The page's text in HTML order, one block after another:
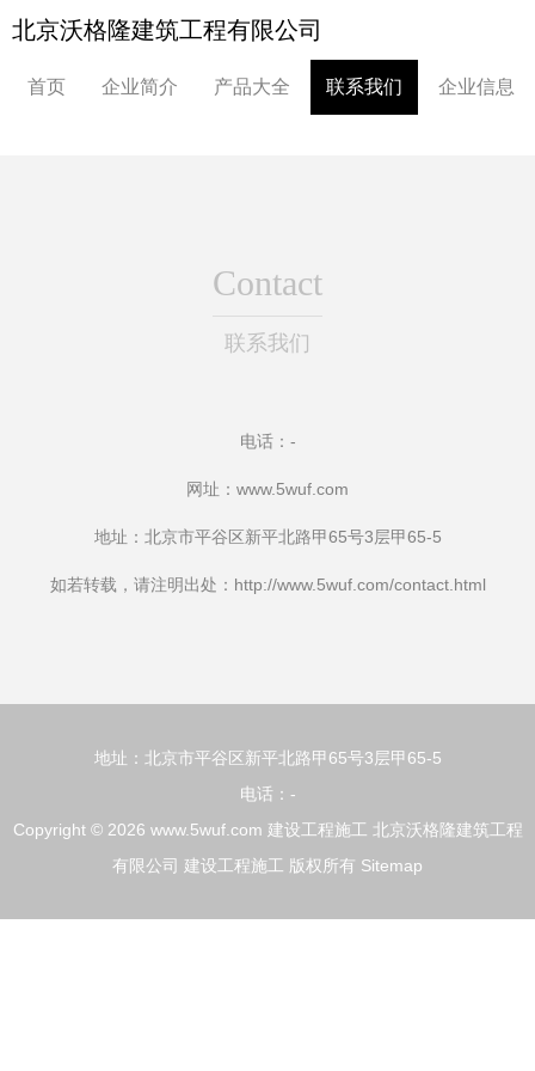
北京沃格隆建筑工程有限公司
首页 企业简介 产品大全 联系我们 企业信息
Contact
联系我们
电话：-
网址： www.5wuf.com
地址：北京市平谷区新平北路甲65号3层甲65-5
如若转载，请注明出处：http://www.5wuf.com/contact.html
地址：北京市平谷区新平北路甲65号3层甲65-5
电话：-
Copyright © 2026 www.5wuf.com 建设工程施工 北京沃格隆建筑工程
有限公司 建设工程施工 版权所有 Sitemap